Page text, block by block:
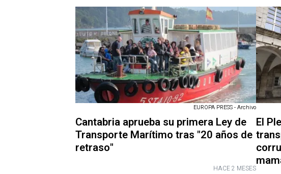
EUROPA PRESS - Archivo
Cantabria aprueba su primera Ley de
Transporte Marítimo tras "20 años de
retraso"
HACE 2 MESES
El